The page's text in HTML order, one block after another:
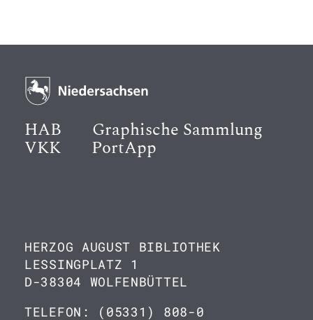
HAB Graphische Sammlung
VKK PortApp
HERZOG AUGUST BIBLIOTHEK
LESSINGPLATZ 1
D-38304 WOLFENBÜTTEL
TELEFON: (05331) 808-0